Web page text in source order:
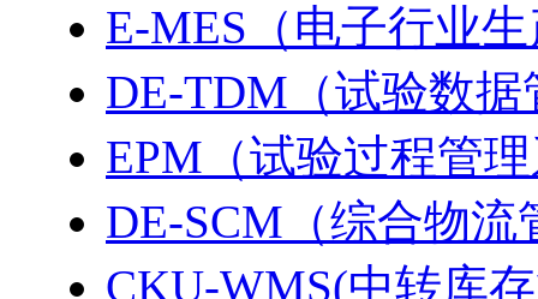
E-MES（电子行业
DE-TDM（试验数据
EPM（试验过程管
DE-SCM（综合物流
CKU-WMS(中转库